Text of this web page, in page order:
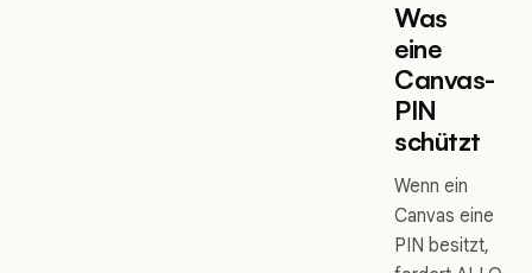
Was
eine
Canvas-
PIN
schützt
Wenn ein
Canvas eine
PIN besitzt,